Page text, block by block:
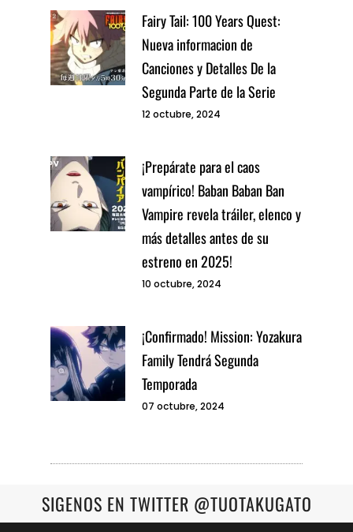
Fairy Tail: 100 Years Quest:
Nueva informacion de
Canciones y Detalles De la
Segunda Parte de la Serie
12 octubre, 2024
¡Prepárate para el caos
vampírico! Baban Baban Ban
Vampire revela tráiler, elenco y
más detalles antes de su
estreno en 2025!
10 octubre, 2024
¡Confirmado! Mission: Yozakura
Family Tendrá Segunda
Temporada
07 octubre, 2024
SIGENOS EN TWITTER @TUOTAKUGATO